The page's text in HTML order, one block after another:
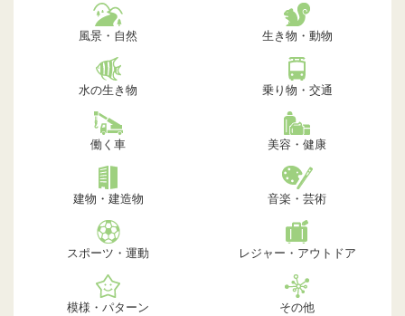
風景・自然 生き物・動物
水の生き物 乗り物・交通
働く車 美容・健康
建物・建造物 音楽・芸術
スポーツ・運動 レジャー・アウトドア
模様・パターン その他